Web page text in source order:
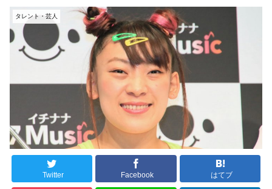
タレント・芸人
Twitter Facebook はてブ